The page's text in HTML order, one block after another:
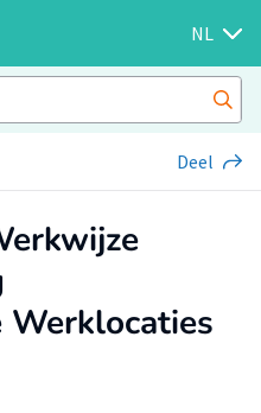
NL
Deel
Werklocaties